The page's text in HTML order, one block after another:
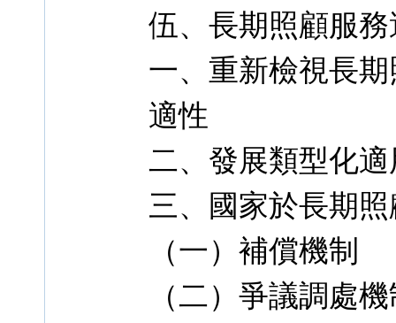
伍、長期照顧服
一、重新檢視長
適性
二、發展類型化
三、國家於長期
（一）補償機制
（二）爭議調處